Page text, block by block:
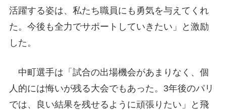
活躍する姿は、私たち職員にも勇気を与えてくれ
た。今後も全力でサポートしていきたい」と激励
した。
中町選手は「試合の出場機会があまりなく、個
人的には悔いが残る大会でもあった。3年後のパリ
では、良い結果を残せるように頑張りたい」と飛